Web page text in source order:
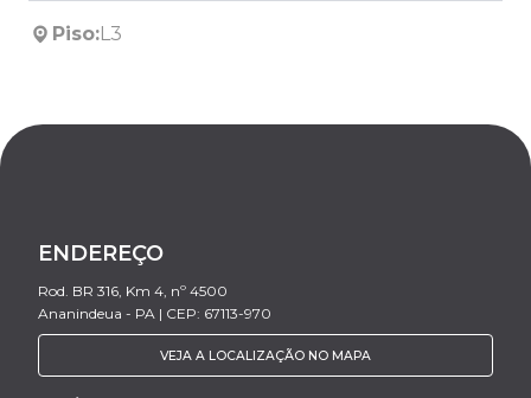
Piso:L3
ENDEREÇO
Rod. BR 316, Km 4, nº 4500
Ananindeua - PA | CEP: 67113-970
VEJA A LOCALIZAÇÃO NO MAPA